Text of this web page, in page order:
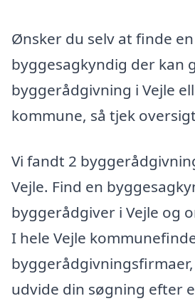
Ønsker du selv at finde en
byggesagkyndig der kan
byggerådgivning i Vejle
kommune, så tjek
Vi fandt 2
Vejle. Find en
byggerådgiver i Vejle og
I hele Vejle
udvide din søgning efter